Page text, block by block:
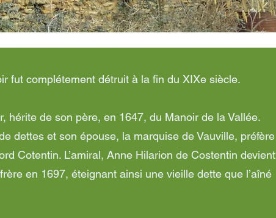
fut complétement détruit à la fin du XIXe siècle.
hérite de son père, en 1647, du Manoir de la Vallée.
dettes et son épouse, la marquise de Vauville, préfère
Cotentin. L’amiral, Anne Hilarion de Costentin devient
en 1697, éteignant ainsi une vieille dette que l’aîné